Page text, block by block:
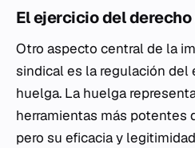
El ejercicio del
Otro aspecto central de la
sindical es la regulación del
huelga. La huelga
herramientas más potentes
pero su eficacia y